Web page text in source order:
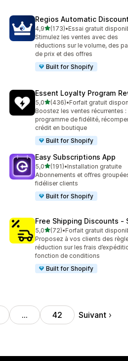
Regios Automatic
4,9étoile(s) sur 5
(173)
173 avis au total
•Essai gratuit
Stimulez les ventes avec des
réductions sur le volume, des
de prix et des offres
Built for Shopify
Essent Loyalty Program
5,0étoile(s) sur 5
(436)
436 avis au total
•Forfait gratuit
Boostez les ventes récurrentes :
programme de fidélité,
crédit en boutique
Built for Shopify
Easy Subscriptions App
5,0étoile(s) sur 5
(191)
191 avis au total
•Installation gratuite
Abonnements et offres
fidéliser clients
Built for Shopify
Free Shipping Discounts ‑
5,0étoile(s) sur 5
(72)
72 avis au total
•Forfait gratuit
Proposez à vos clients des
réduction sur les frais
fonction de conditions
Built for Shopify
… 42 Suivant